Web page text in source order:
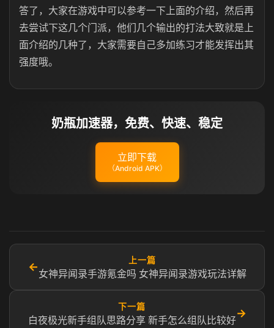
答了，大家在游戏中可以参考一下上面的介绍，然后再
去尝试下这几个门派，他们几个输出的打法大致就是上
面介绍的几种了，大家需要自己多加练习才能发挥出其
强度哦。
奶瓶加速器，免费、快速、稳定
立即下载
（Android APK）
←
上一篇
女神异闻录手游氪金吗 女神异闻录游戏玩法详解
下一篇
白夜极光新手组队思路分享 新手怎么组队比较好
→